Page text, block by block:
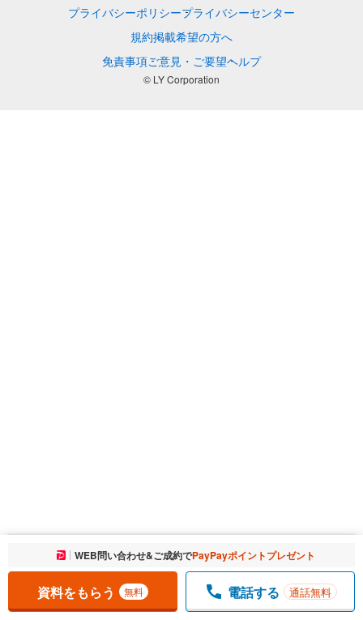
お気に入りに追加しました。 一覧を開く
WEB問い合わせ&ご成約でPayPayポイントプレゼント
資料をもらう 無料 電話する 通話無料
プライバシーポリシープライバシーセンター
規約掲載希望の方へ
免責事項ご意見・ご要望ヘルプ
© LY Corporation